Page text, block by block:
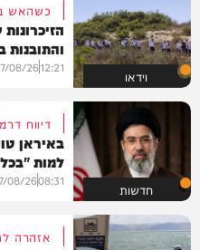
וידאו
כשהאש
12:21
08/26
חדשות
דיווח
באיראן
למות
08:31
08/26
אזהרה